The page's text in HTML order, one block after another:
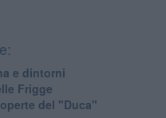
e dintorni
Frigge
del "Duca"